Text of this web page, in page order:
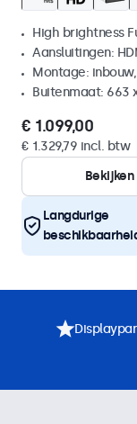
High brightness
Aansluitingen:
Montage:
Buitenmaat: 663
€ 1.099,00
€ 1.329,79 incl. btw
Bekijken
Langdurige